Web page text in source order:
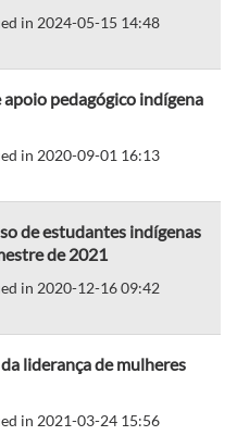
in 2024-05-15 14:48
pedagógico indígena
in 2020-09-01 16:13
de estudantes indígenas
de 2021
in 2020-12-16 09:42
liderança de mulheres
in 2021-03-24 15:56